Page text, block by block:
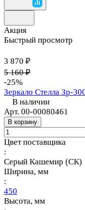
Акция
Быстрый просмотр
3 870 ₽
5 160 ₽
-25%
Зеркало Стелла Зр-
В наличии
Арт. 00-00080461
В корзину
Цвет поставщика
:
Серый Кашемир (СК)
Ширина, мм
:
450
Высота, мм